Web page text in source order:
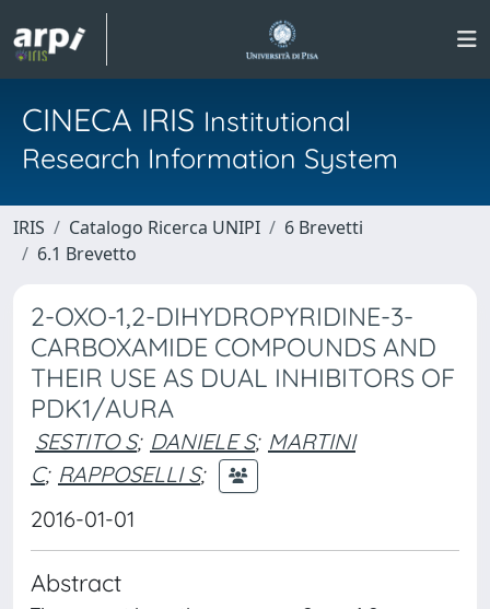
CINECA IRIS Institutional
Research Information System
IRIS Catalogo Ricerca UNIPI
6 Brevetti
6.1 Brevetto
2-OXO-1,2-DIHYDROPYRIDINE-3-
CARBOXAMIDE COMPOUNDS AND
THEIR USE AS DUAL INHIBITORS OF
PDK1/AURA
SESTITO S; DANIELE S; MARTINI
C; RAPPOSELLI S;
2016-01-01
Abstract